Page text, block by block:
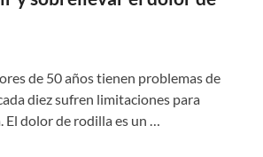
de 50 años tienen problemas de
diez sufren limitaciones para
El dolor de rodilla es un …